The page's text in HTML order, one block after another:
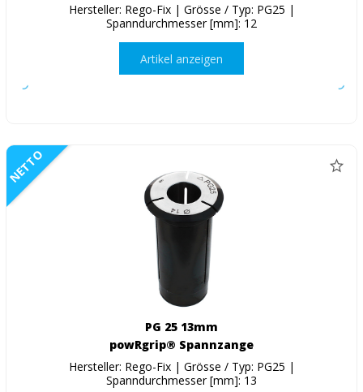
Hersteller: Rego-Fix | Grösse / Typ: PG25 |
Spanndurchmesser [mm]: 12
Artikel anzeigen
NETTO
PG 25 13mm
powRgrip® Spannzange
Hersteller: Rego-Fix | Grösse / Typ: PG25 |
Spanndurchmesser [mm]: 13